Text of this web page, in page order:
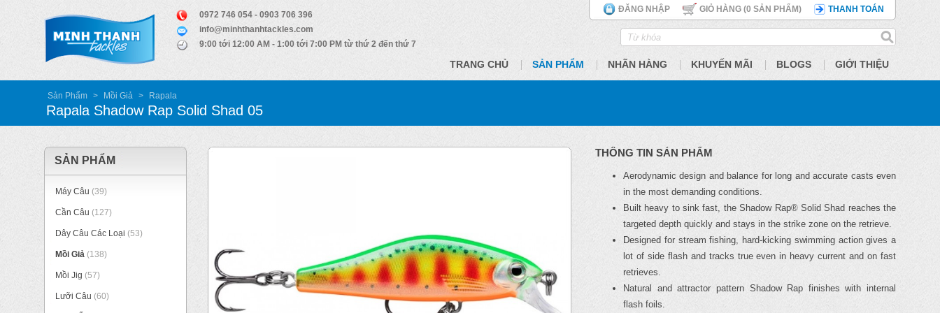
ĐĂNG NHẬP GIỎ HÀNG (0 SẢN PHẨM) THANH TOÁN
0972 746 054 - 0903 706 396
info@minhthanhtackles.com
9:00 tới 12:00 AM - 1:00 tới 7:00 PM từ thứ 2 đến thứ 7
TRANG CHỦ SẢN PHẨM NHÃN HÀNG KHUYẾN MÃI BLOGS GIỚI THIỆU
Sản Phẩm > Mồi Giả > Rapala
Rapala Shadow Rap Solid Shad 05
SẢN PHẨM
Máy Câu (39)
Cần Câu (127)
Dây Câu Các Loại (53)
Mồi Giả (138)
Mồi Jig (57)
Lưỡi Câu (60)
THÔNG TIN SẢN PHẨM
Aerodynamic design and balance for long and accurate casts even
in the most demanding conditions.
Built heavy to sink fast, the Shadow Rap® Solid Shad reaches the
targeted depth quickly and stays in the strike zone on the retrieve.
Designed for stream fishing, hard-kicking swimming action gives a
lot of side flash and tracks true even in heavy current and on fast
retrieves.
Natural and attractor pattern Shadow Rap finishes with internal
flash foils.